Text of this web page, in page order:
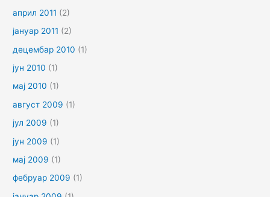
април 2011 (2)
јануар 2011 (2)
децембар 2010 (1)
јун 2010 (1)
мај 2010 (1)
август 2009 (1)
јул 2009 (1)
јун 2009 (1)
мај 2009 (1)
фебруар 2009 (1)